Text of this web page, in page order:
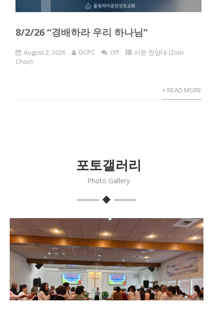
8/2/26 “경배하라 우리 하나님”
August 2, 2026 OCPC Off
시온 찬양대 (Zion
Choir)
+ READ MORE
포토갤러리
Photo Gallery